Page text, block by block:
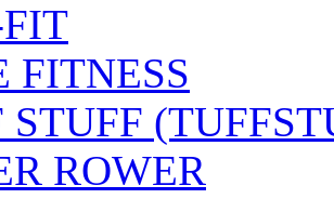
FITNESS
STUFF
ROWER